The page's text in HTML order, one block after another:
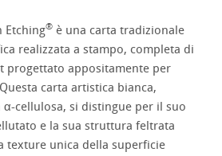
Etching® è una carta tradizionale
realizzata a stampo, completa di
progettato appositamente per
carta artistica bianca,
α-cellulosa, si distingue per il suo
e la sua struttura feltrata
texture unica della superficie